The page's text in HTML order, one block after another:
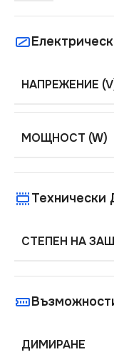
НАПРЕЖЕНИЕ
МОЩНОСТ (W)
Технически
СТЕПЕН НА
ДИМИРАНЕ